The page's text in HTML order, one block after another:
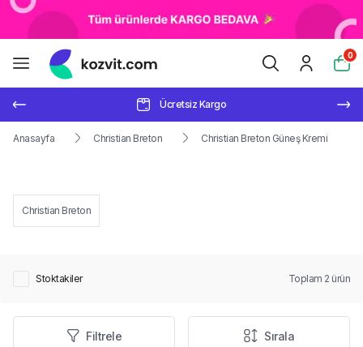
0
Ücretsiz Kargo
Anasayfa Christian Breton Christian Breton Güneş Kremi
Christian Breton
Stoktakiler Toplam 2 ürün
Filtrele Sırala